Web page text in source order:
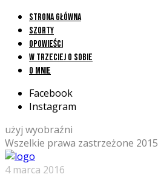
Strona główna
Szorty
Opowieści
W trzeciej o sobie
O mnie
Facebook
Instagram
użyj wyobraźni
Wszelkie prawa zastrzeżone 2015
4 marca 2016